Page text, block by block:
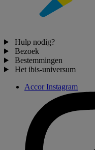
Hulp nodig?
Bezoek
Bestemmingen
Het ibis-universum
Accor Instagram